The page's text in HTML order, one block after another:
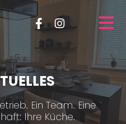
Ein Team. Eine
Ihre Küche.